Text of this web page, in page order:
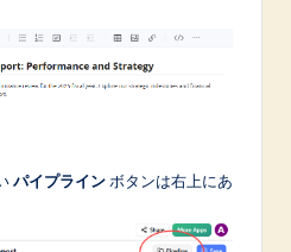
パイプライン ボタンは右上にあ